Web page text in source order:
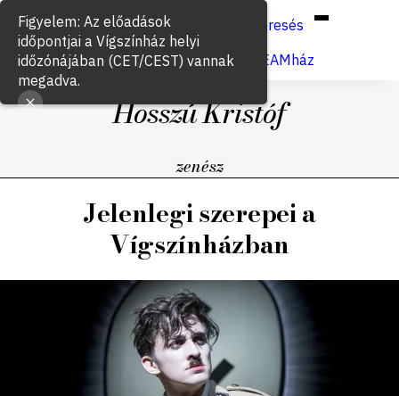
Keresés
Jegyvásárlás
VígSTREAMház
Hosszú Kristóf
zenész
Jelenlegi szerepei a
Vígszínházban
Figyelem: Az előadások
időpontjai a Vígszínház helyi
időzónájában (CET/CEST) vannak
megadva.